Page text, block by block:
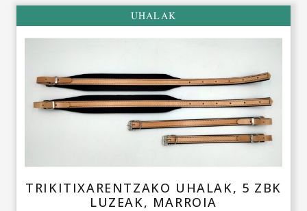
UHALAK
TRIKITIXARENTZAKO UHALAK, 5 ZBK
LUZEAK, MARROIA